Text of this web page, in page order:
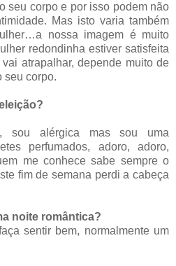
seu corpo e por isso podem não
Mas isto varia também
nossa imagem é muito
redondinha estiver satisfeita
atrapalhar, depende muito de
seu corpo.
sou alérgica mas sou uma
perfumados, adoro, adoro,
me conhece sabe sempre o
fim de semana perdi a cabeça
noite romântica?
sentir bem, normalmente um